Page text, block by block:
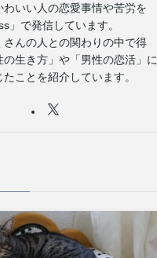
わいい人の恋愛事情や苦労を
」で発信しています。
さんの人との関わりの中で得
の生き方」や「男性の恋活」に
ことを紹介しています。